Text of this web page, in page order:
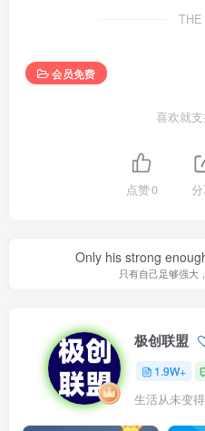
THE
会员免费
喜欢就
点赞0
Only his strong
只有自己足够强大
极创联盟
1.9W+
生活从未变